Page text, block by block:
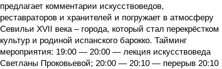
предлагает комментарии искусствоведов,
реставраторов и хранителей и погружает в атмосферу
Севильи XVII века – города, который стал перекрёстком
культур и родиной испанского барокко. Тайминг
мероприятия: 19:00 — 20:00 — лекция искусствоведа
Светланы Проковьевой; 20:00 — 20:10 — перерыв 20:10